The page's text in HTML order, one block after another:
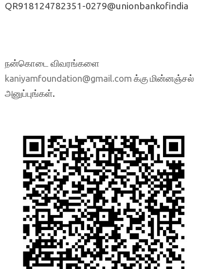
QR918124782351-0279@unionbankofindia
நன்கொடை விவரங்களை
kaniyamfoundation@gmail.com க்கு மின்னஞ்சல்
அனுப்புங்கள்.